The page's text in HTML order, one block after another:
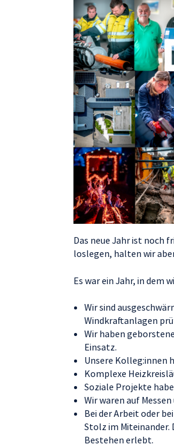
Das neue Jahr ist noch
loslegen, halten wir
Es war ein Jahr, in dem
Wir sind
Windkraftanlagen
Wir haben
Einsatz.
Unsere Kolleg:innen
Komplexe
Soziale Projekte
Wir waren auf
Bei der Arbeit oder
Stolz im Miteinander.
Bestehen erlebt.